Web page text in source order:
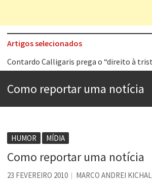
Artigos selecionados
Contardo Calligaris prega o “direito à
Os causos de Jorge Luis Borges
Se queres salvar o mundo, o veganismo
Tem que filmar isso daí
A construção da urbanidade
Como reportar uma notícia
HUMOR MÍDIA
Como reportar uma notícia
23 FEVEREIRO 2010 MARCO ANDREI